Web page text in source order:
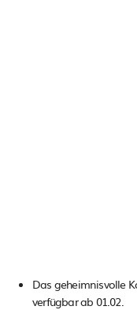
Das geheimnisvolle
verfügbar ab 01.02.